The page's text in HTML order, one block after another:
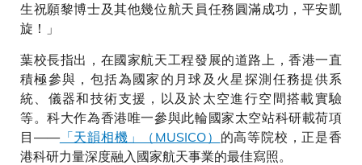
生祝願黎博士及其他幾位航天員任務圓滿成功，平安凱
旋！」
葉校長指出，在國家航天工程發展的道路上，香港一直
積極參與，包括為國家的月球及火星探測任務提供系
統、儀器和技術支援，以及於太空進行空間搭載實驗
等。科大作為香港唯一參與此輪國家太空站科研載荷項
目——「天韻相機」（MUSICO） 的高等院校，正是香
港科研力量深度融入國家航天事業的最佳寫照。